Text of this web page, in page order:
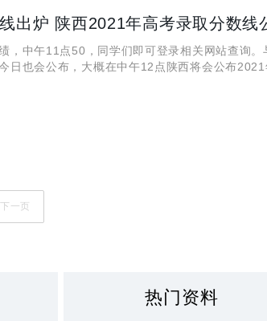
出炉 陕西2021年高考录取分数线
中午11点50，同学们即可登录相关网站查询。
日也会公布，大概在中午12点陕西将会公布2021
高考分数线出
下一页
热门资料